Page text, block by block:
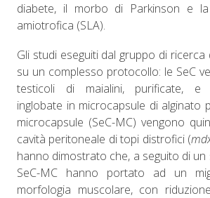
diabete, il morbo di Parkinson e
amiotrofica (SLA).
Gli studi eseguiti dal gruppo di ricerca
su un complesso protocollo: le SeC
testicoli di maialini, purificate, e
inglobate in microcapsule di alginato
microcapsule (SeC-MC) vengono
cavità peritoneale di topi distrofici (
hanno dimostrato che, a seguito di un
SeC-MC hanno portato ad un
morfologia muscolare, con